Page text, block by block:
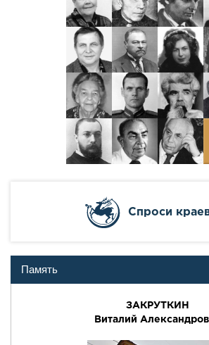
Cпроси
Память
ЗАКРУТКИН
Виталий